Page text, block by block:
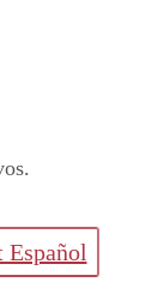
Español